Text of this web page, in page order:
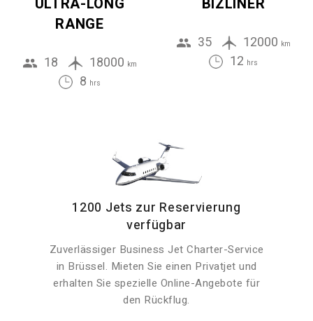
ULTRA-LONG
RANGE
18 18000 km
8 hrs
BIZLINER
35 12000 km
12 hrs
1200 Jets zur Reservierung
verfügbar
Zuverlässiger Business Jet Charter-Service
in Brüssel. Mieten Sie einen Privatjet und
erhalten Sie spezielle Online-Angebote für
den Rückflug.